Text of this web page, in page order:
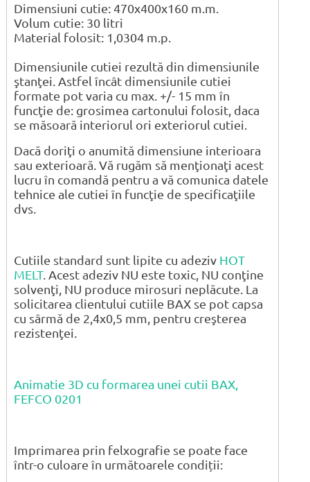
Dimensiuni cutie: 470x400x160 m.m.
Volum cutie: 30 litri
Material folosit: 1,0304 m.p.
Dimensiunile cutiei rezultă din dimensiunile
ştanţei. Astfel încât dimensiunile cutiei
formate pot varia cu max. +/- 15 mm în
funcţie de: grosimea cartonului folosit, daca
se măsoară interiorul ori exteriorul cutiei.
Dacă doriţi o anumită dimensiune interioara
sau exterioară. Vă rugăm să menţionaţi acest
lucru în comandă pentru a vă comunica datele
tehnice ale cutiei în funcţie de specificaţiile
dvs.
Cutiile standard sunt lipite cu adeziv HOT
MELT. Acest adeziv NU este toxic, NU conţine
solvenţi, NU produce mirosuri neplăcute. La
solicitarea clientului cutiile BAX se pot capsa
cu sârmă de 2,4x0,5 mm, pentru creşterea
rezistenţei.
Animatie 3D cu formarea unei cutii BAX,
FEFCO 0201
Imprimarea prin felxografie se poate face
într-o culoare în următoarele condiții: